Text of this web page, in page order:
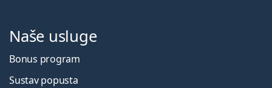
Naše usluge
Bonus program
Sustav popusta